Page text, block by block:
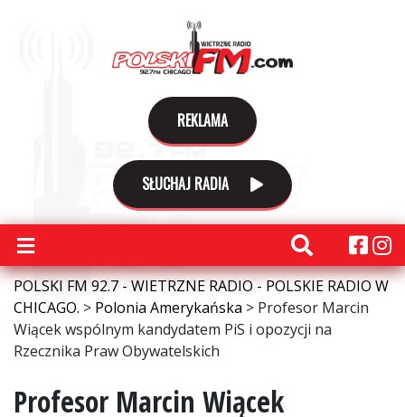
REKLAMA
SŁUCHAJ RADIA
POLSKI FM 92.7 - WIETRZNE RADIO - POLSKIE RADIO W
CHICAGO. > Polonia Amerykańska > Profesor Marcin
Wiącek wspólnym kandydatem PiS i opozycji na
Rzecznika Praw Obywatelskich
Profesor Marcin Wiącek